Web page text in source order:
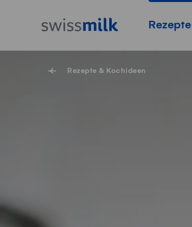
Startseite
Rezepte & Kochideen